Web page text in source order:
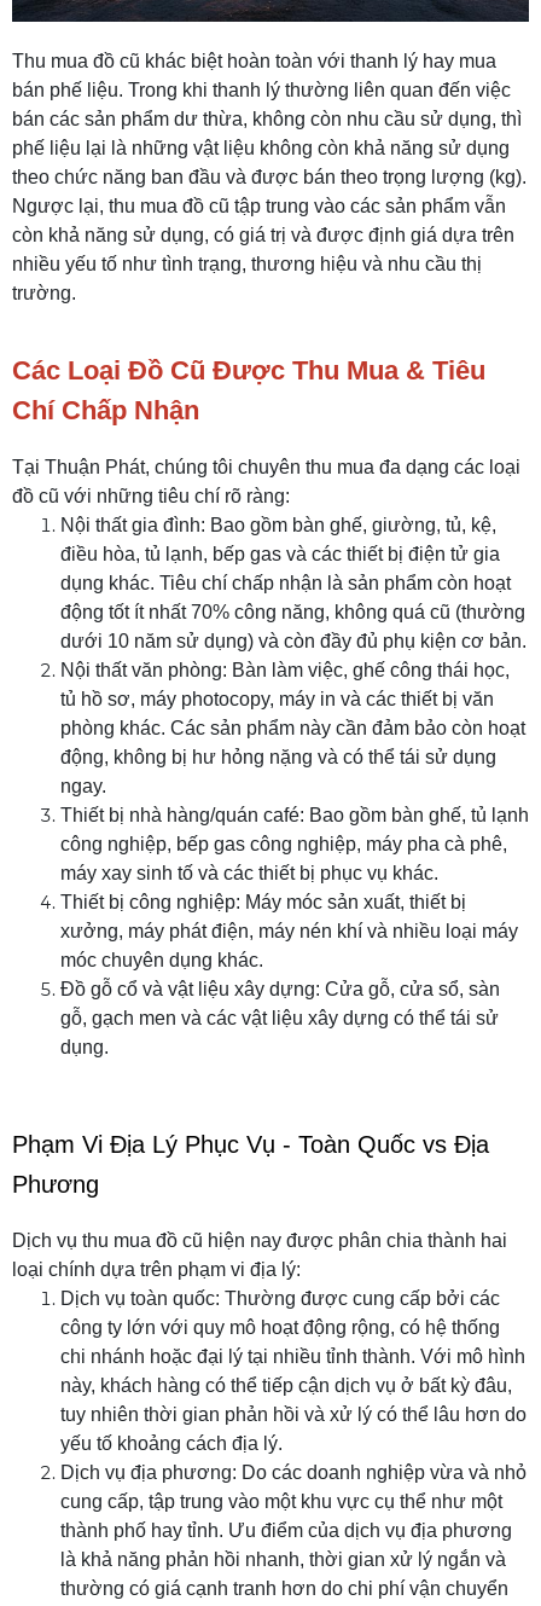
Thu mua đồ cũ khác biệt hoàn toàn với thanh lý hay mua
bán phế liệu. Trong khi thanh lý thường liên quan đến việc
bán các sản phẩm dư thừa, không còn nhu cầu sử dụng, thì
phế liệu lại là những vật liệu không còn khả năng sử dụng
theo chức năng ban đầu và được bán theo trọng lượng (kg).
Ngược lại, thu mua đồ cũ tập trung vào các sản phẩm vẫn
còn khả năng sử dụng, có giá trị và được định giá dựa trên
nhiều yếu tố như tình trạng, thương hiệu và nhu cầu thị
trường.
Các Loại Đồ Cũ Được Thu Mua & Tiêu
Chí Chấp Nhận
Tại Thuận Phát, chúng tôi chuyên thu mua đa dạng các loại
đồ cũ với những tiêu chí rõ ràng:
Nội thất gia đình: Bao gồm bàn ghế, giường, tủ, kệ,
điều hòa, tủ lạnh, bếp gas và các thiết bị điện tử gia
dụng khác. Tiêu chí chấp nhận là sản phẩm còn hoạt
động tốt ít nhất 70% công năng, không quá cũ (thường
dưới 10 năm sử dụng) và còn đầy đủ phụ kiện cơ bản.
Nội thất văn phòng: Bàn làm việc, ghế công thái học,
tủ hồ sơ, máy photocopy, máy in và các thiết bị văn
phòng khác. Các sản phẩm này cần đảm bảo còn hoạt
động, không bị hư hỏng nặng và có thể tái sử dụng
ngay.
Thiết bị nhà hàng/quán café: Bao gồm bàn ghế, tủ lạnh
công nghiệp, bếp gas công nghiệp, máy pha cà phê,
máy xay sinh tố và các thiết bị phục vụ khác.
Thiết bị công nghiệp: Máy móc sản xuất, thiết bị
xưởng, máy phát điện, máy nén khí và nhiều loại máy
móc chuyên dụng khác.
Đồ gỗ cổ và vật liệu xây dựng: Cửa gỗ, cửa sổ, sàn
gỗ, gạch men và các vật liệu xây dựng có thể tái sử
dụng.
Phạm Vi Địa Lý Phục Vụ - Toàn Quốc vs Địa
Phương
Dịch vụ thu mua đồ cũ hiện nay được phân chia thành hai
loại chính dựa trên phạm vi địa lý:
Dịch vụ toàn quốc: Thường được cung cấp bởi các
công ty lớn với quy mô hoạt động rộng, có hệ thống
chi nhánh hoặc đại lý tại nhiều tỉnh thành. Với mô hình
này, khách hàng có thể tiếp cận dịch vụ ở bất kỳ đâu,
tuy nhiên thời gian phản hồi và xử lý có thể lâu hơn do
yếu tố khoảng cách địa lý.
Dịch vụ địa phương: Do các doanh nghiệp vừa và nhỏ
cung cấp, tập trung vào một khu vực cụ thể như một
thành phố hay tỉnh. Ưu điểm của dịch vụ địa phương
là khả năng phản hồi nhanh, thời gian xử lý ngắn và
thường có giá cạnh tranh hơn do chi phí vận chuyển